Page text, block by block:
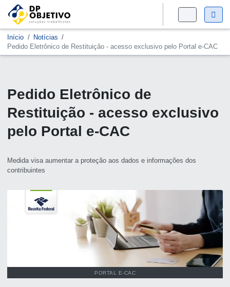
Início
Notícias
Pedido Eletrônico de Restituição - acesso exclusivo pelo Portal e-CAC
Pedido Eletrônico de
Restituição - acesso exclusivo
pelo Portal e-CAC
Medida visa aumentar a proteção aos dados e informações dos
contribuintes
PORTAL E-CAC